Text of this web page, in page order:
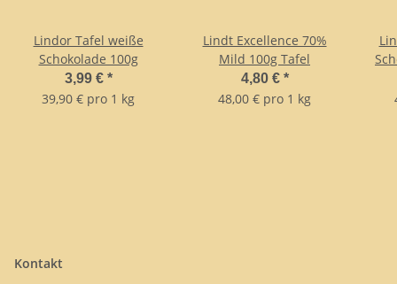
Lindor Tafel weiße
Schokolade 100g
3,99 € *
39,90 € pro 1 kg
Lindt Excellence 70%
Mild 100g Tafel
4,80 € *
48,00 € pro 1 kg
Kontakt